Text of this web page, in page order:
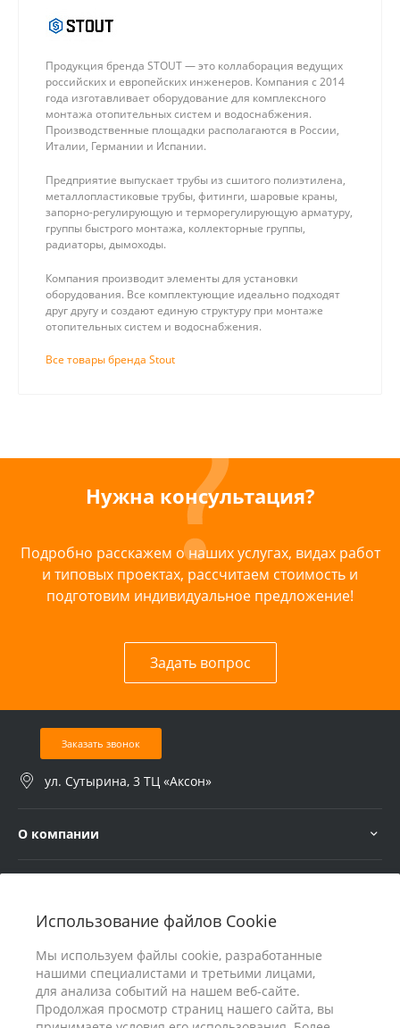
Использование файлов Cookie
Мы используем файлы cookie, разработанные
нашими специалистами и третьими лицами,
для анализа событий на нашем веб-сайте.
Продолжая просмотр страниц нашего сайта, вы
Продукция бренда STOUT — это коллаборация ведущих
российских и европейских инженеров. Компания с 2014
года изготавливает оборудование для комплексного
монтажа отопительных систем и водоснабжения.
Производственные площадки располагаются в России,
Италии, Германии и Испании.
Предприятие выпускает трубы из сшитого полиэтилена,
металлопластиковые трубы, фитинги, шаровые краны,
запорно-регулирующую и терморегулирующую арматуру,
группы быстрого монтажа, коллекторные группы,
радиаторы, дымоходы.
Компания производит элементы для установки
оборудования. Все комплектующие идеально подходят
друг другу и создают единую структуру при монтаже
отопительных систем и водоснабжения.
Все товары бренда Stout
Нужна консультация?
Подробно расскажем о наших услугах, видах работ
и типовых проектах, рассчитаем стоимость и
подготовим индивидуальное предложение!
Задать вопрос
Заказать звонок
ул. Сутырина, 3 ТЦ «Аксон»
О компании